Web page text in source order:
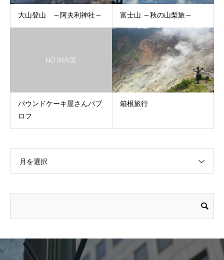
大山登山 ～阿夫利神社～ 富士山 ～秋の山梨旅～
パウンドケーキ屋さんパブ
ロフ
箱根旅行
月を選択